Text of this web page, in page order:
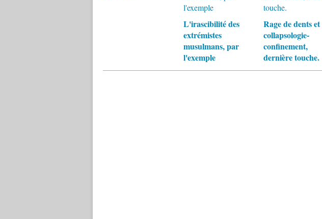
L'irascibilité des
extrémistes
musulmans, par
l'exemple
Rage de dents et
collapsologie-
confinement,
dernière touche.